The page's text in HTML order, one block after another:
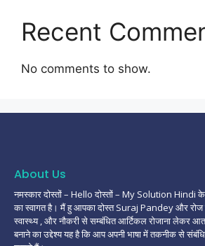
Recent
No comments to show.
About Us
नमस्कार दोस्तों – Hello दोस्तों – My Solution
का स्वागत है। मैं हु आपका दोस्त Suraj Pandey और रोज
स्वास्थ्य , और नौकरी से सम्बंधित आर्टिकल रोजाना लेकर
बनाने का उद्देश्य यह है कि आप अपनी भाषा में तकनीक से